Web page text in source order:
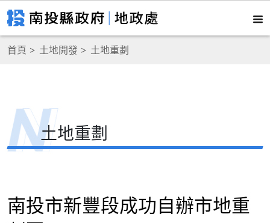
首頁 土地開發 土地重劃
土地重劃
南投市新豐段成功自辦市地重